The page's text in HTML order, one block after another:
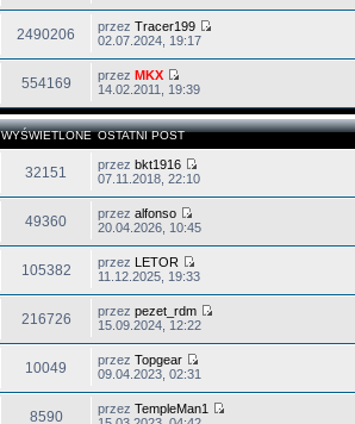
2490206 przez Tracer199
02.07.2024, 19:17
554169 przez MKX
14.02.2011, 19:39
WYŚWIETLONE OSTATNI POST
32151 przez bkt1916
07.11.2018, 22:10
49360 przez alfonso
20.04.2026, 10:45
105382 przez LETOR
11.12.2025, 19:33
216726 przez pezet_rdm
15.09.2024, 12:22
10049 przez Topgear
09.04.2023, 02:31
8590 przez TempleMan1